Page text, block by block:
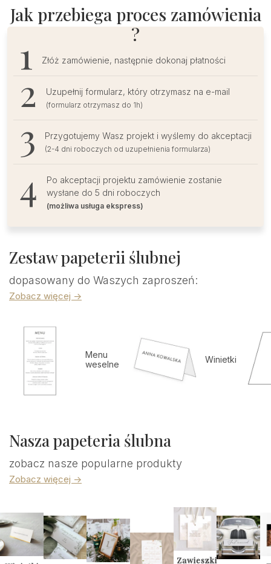
kartach
na
Jak przebiega proces zamówienia
?
Złóż zamówienie, następnie dokonaj płatności
Uzupełnij formularz, który otrzymasz na e-mail
(formularz otrzymasz do 1h)
Przygotujemy Wasz projekt i wyślemy do akceptacji
(2-4 dni roboczych od uzupełnienia formularza)
Po akceptacji projektu zamówienie zostanie
wysłane do 5 dni roboczych
(możliwa usługa ekspress)
Zestaw papeterii ślubnej
dopasowany do Waszych zaproszeń:
Zobacz więcej ->
Menu
weselne
Winietki
Nasza papeteria ślubna
zobacz nasze popularne produkty
Zobacz więcej ->
Zawieszki